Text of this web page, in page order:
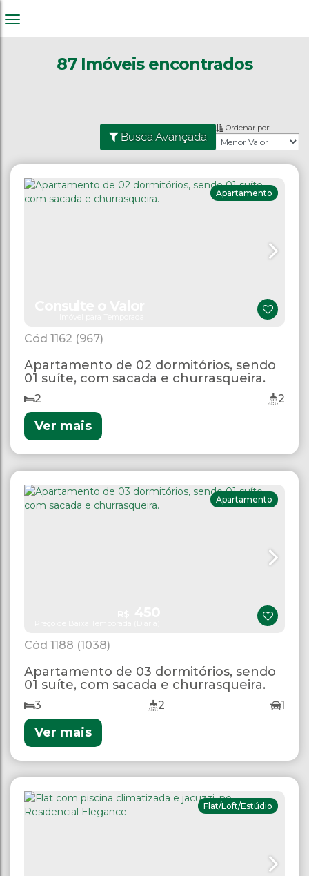
87 Imóveis encontrados
Busca Avançada
Ordenar por:
1162 (967)
Apartamento
Apartamento de 02 dormitórios, sendo
01 suíte, com sacada e churrasqueira.
2 2
Ver mais
1188 (1038)
Apartamento
Apartamento de 03 dormitórios, sendo
01 suíte, com sacada e churrasqueira.
3 2 1
Ver mais
Flat/Loft/Estúdio